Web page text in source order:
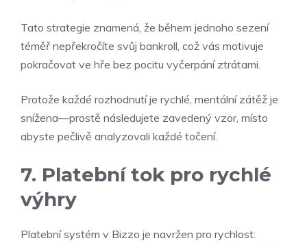
Tato strategie znamená, že během jednoho sezení
téměř nepřekročíte svůj bankroll, což vás motivuje
pokračovat ve hře bez pocitu vyčerpání ztrátami.
Protože každé rozhodnutí je rychlé, mentální zátěž je
snížena—prostě následujete zavedený vzor, místo
abyste pečlivě analyzovali každé točení.
7. Platební tok pro rychlé
výhry
Platební systém v Bizzo je navržen pro rychlost: